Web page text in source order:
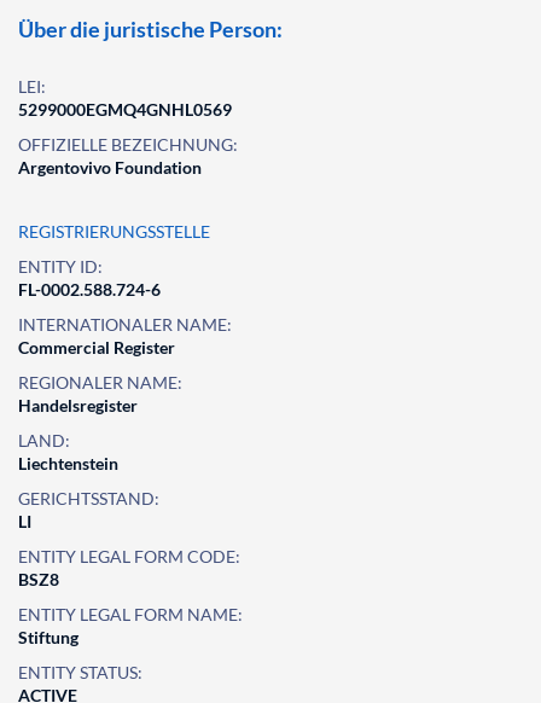
Über die juristische Person:
LEI:
5299000EGMQ4GNHL0569
OFFIZIELLE BEZEICHNUNG:
Argentovivo Foundation
REGISTRIERUNGSSTELLE
ENTITY ID:
FL-0002.588.724-6
INTERNATIONALER NAME:
Commercial Register
REGIONALER NAME:
Handelsregister
LAND:
Liechtenstein
GERICHTSSTAND:
LI
ENTITY LEGAL FORM CODE:
BSZ8
ENTITY LEGAL FORM NAME:
Stiftung
ENTITY STATUS:
ACTIVE